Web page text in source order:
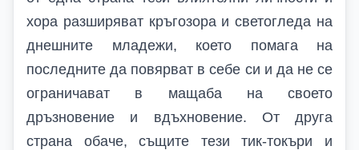
хора разширяват кръгозора и светогледа на
днешните младежи, което помага на
последните да повярват в себе си и да не се
ограничават в мащаба на своето
дръзновение и вдъхновение. От друга
страна обаче, същите тези тик-токъри и